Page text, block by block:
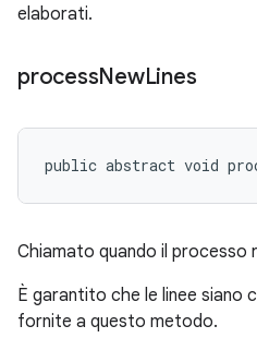
elaborati.
processNewLines
public abstract void
Chiamato quando il processo
È garantito che le linee siano
fornite a questo metodo.